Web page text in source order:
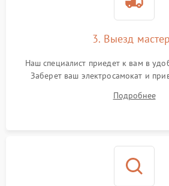
3. Выезд
Наш специалист приедет к вам в
Заберет ваш электросамокат и
Подробнее